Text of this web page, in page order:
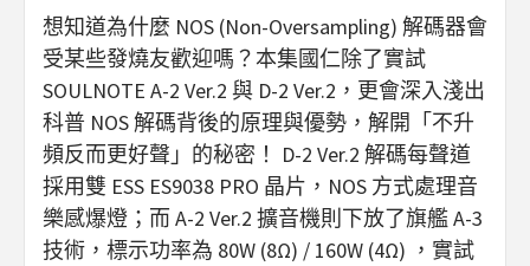
想知道為什麼 NOS (Non-Oversampling) 解碼器會
受某些發燒友歡迎嗎？本集國仁除了實試
SOULNOTE A-2 Ver.2 與 D-2 Ver.2，更會深入淺出
科普 NOS 解碼背後的原理與優勢，解開「不升
頻反而更好聲」的秘密！ D-2 Ver.2 解碼每聲道
採用雙 ESS ES9038 PRO 晶片，NOS 方式處理音
樂感爆燈；而 A-2 Ver.2 擴音機則下放了旗艦 A-3
技術，標示功率為 80W (8Ω) / 160W (4Ω) ，實試